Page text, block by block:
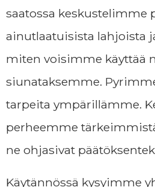
saatossa keskustelimme
ainutlaatuisista lahjoista
miten voisimme käyttää
siunataksemme.
tarpeita ympärillämme.
perheemme
ne ohjasivat
Käytännössä kysyimme